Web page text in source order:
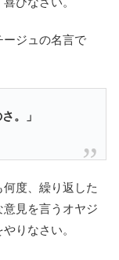
ージュの名言で
。」
度、繰り返した
見を言うオヤジ
りなさい。